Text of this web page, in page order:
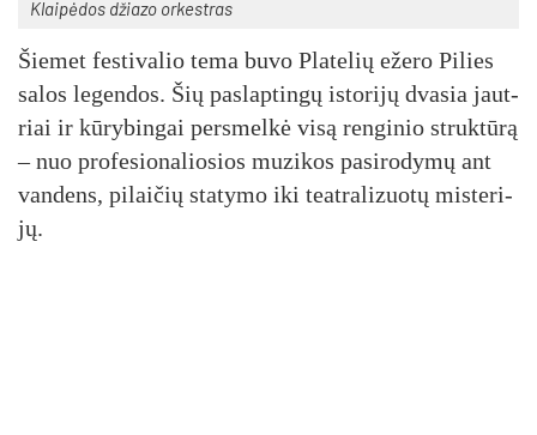
Klai­pė­dos džia­zo or­kest­ras
Šie­met fes­ti­va­lio te­ma bu­vo Pla­te­lių eže­ro Pi­lies
sa­los le­gen­dos. Šių pa­slap­tin­gų is­to­ri­jų dva­sia jaut­
riai ir kū­ry­bin­gai per­smel­kė vi­są ren­gi­nio struk­tū­rą
– nuo pro­fe­sio­na­lio­sios mu­zi­kos pa­si­ro­dy­mų ant
van­dens, pi­lai­čių sta­ty­mo iki teat­ra­li­zuo­tų mis­te­ri­
jų.